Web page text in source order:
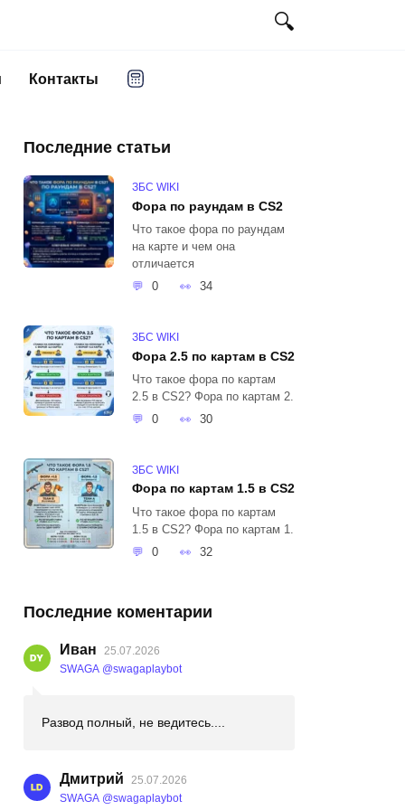
Контакты
Последние статьи
ЗБС WIKI
Фора по раундам в CS2
Что такое фора по раундам
на карте и чем она
отличается
0
34
ЗБС WIKI
Фора 2.5 по картам в CS2
Что такое фора по картам
2.5 в CS2? Фора по картам 2.
0
30
ЗБС WIKI
Фора по картам 1.5 в CS2
Что такое фора по картам
1.5 в CS2? Фора по картам 1.
0
32
Последние коментарии
Иван
25.07.2026
SWAGA @swagaplaybot
Развод полный, не ведитесь....
Дмитрий
25.07.2026
SWAGA @swagaplaybot